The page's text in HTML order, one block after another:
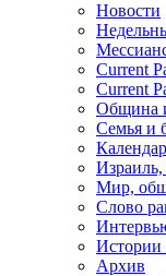
Новости
Current
Current
Община
Семья и
Израиль,
Мир,
Слово
Истории
Архив